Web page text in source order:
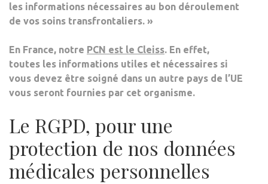
les informations nécessaires au bon déroulement
de vos soins transfrontaliers. »
En France, notre PCN est le Cleiss. En effet,
toutes les informations utiles et nécessaires si
vous devez être soigné dans un autre pays de l’UE
vous seront fournies par cet organisme.
Le RGPD, pour une
protection de nos données
médicales personnelles